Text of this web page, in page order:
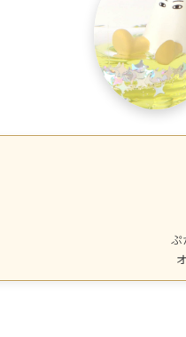
ぷ